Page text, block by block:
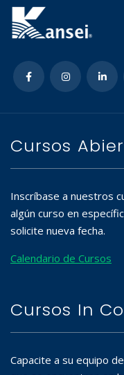
Cursos
Inscríbase a nuestros
algún curso en
solicite nueva fecha.
Calendario de Cursos
Cursos In
Capacite a su equipo